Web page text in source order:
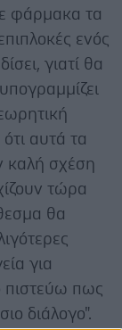
φάρμακα τα
ενός
γιατί θα
αυτά τα
καλή σχέση
τώρα
θα
για
πιστεύω πως
διάλογο".